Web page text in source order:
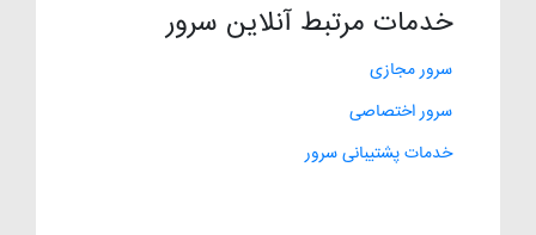
خدمات مرتبط آنلاین سرور
سرور مجازی
سرور اختصاصی
خدمات پشتیبانی سرور